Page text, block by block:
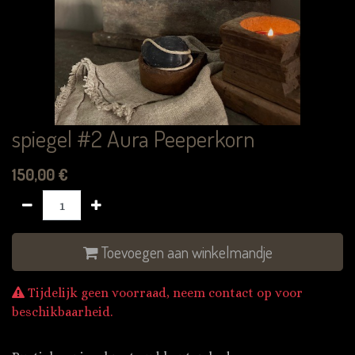
spiegel #2 Aura Peeperkorn
150,00€
Toevoegen aan winkelmandje
Tijdelijk geen voorraad, neem contact op voor
beschikbaarheid.